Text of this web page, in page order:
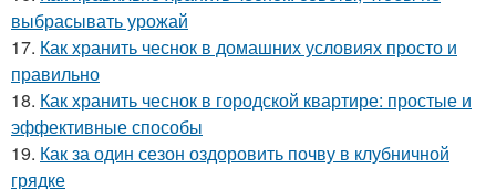
выбрасывать урожай
17. Как хранить чеснок в домашних условиях просто и
правильно
18. Как хранить чеснок в городской квартире: простые и
эффективные способы
19. Как за один сезон оздоровить почву в клубничной
грядке